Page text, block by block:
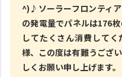
^)♪ソーラーフロンティ
の発電量でパネルは176
してたくさん消費して
様、この度は有難うござ
しくお願い申し上げます。